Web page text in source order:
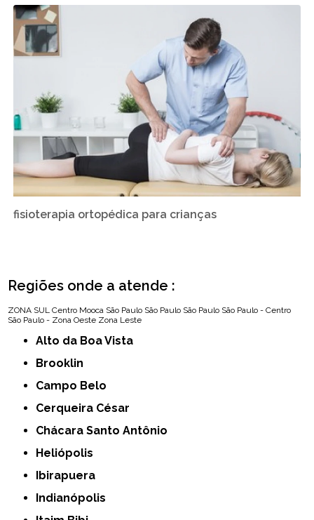
fisioterapia ortopédica para crianças
Regiões onde a atende :
ZONA SUL Centro Mooca São Paulo São Paulo São Paulo São Paulo - Centro
São Paulo - Zona Oeste Zona Leste
Alto da Boa Vista
Brooklin
Campo Belo
Cerqueira César
Chácara Santo Antônio
Heliópolis
Ibirapuera
Indianópolis